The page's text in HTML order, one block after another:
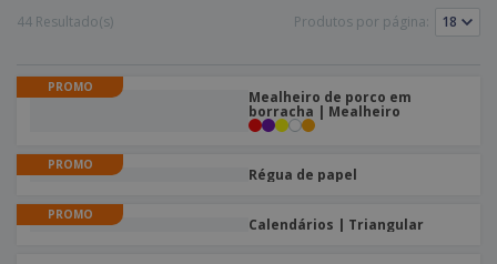
44 Resultado(s) Produtos por página:
PROMO
Mealheiro de porco em
borracha | Mealheiro
PROMO
Régua de papel
PROMO
Calendários | Triangular